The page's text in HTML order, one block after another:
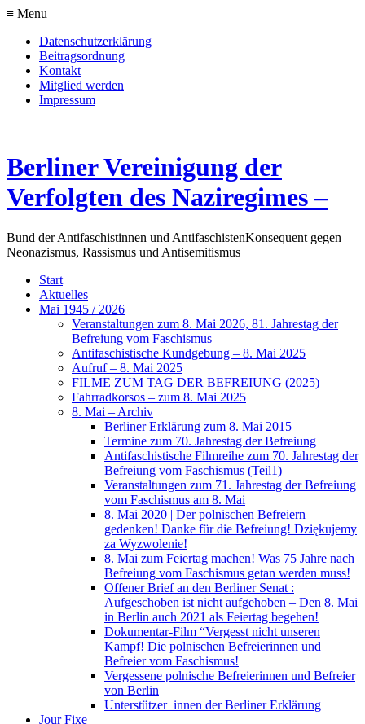
≡ Menu
Datenschutzerklärung
Beitragsordnung
Kontakt
Mitglied werden
Impressum
Berliner Vereinigung der
Verfolgten des Naziregimes –
Bund der Antifaschistinnen und AntifaschistenKonsequent gegen
Neonazismus, Rassismus und Antisemitismus
Start
Aktuelles
Mai 1945 / 2026
Veranstaltungen zum 8. Mai 2026, 81. Jahrestag der
Befreiung vom Faschismus
Antifaschistische Kundgebung – 8. Mai 2025
Aufruf – 8. Mai 2025
FILME ZUM TAG DER BEFREIUNG (2025)
Fahrradkorsos – zum 8. Mai 2025
8. Mai – Archiv
Berliner Erklärung zum 8. Mai 2015
Termine zum 70. Jahrestag der Befreiung
Antifaschistische Filmreihe zum 70. Jahrestag der
Befreiung vom Faschismus (Teil1)
Veranstaltungen zum 71. Jahrestag der Befreiung
vom Faschismus am 8. Mai
8. Mai 2020 | Der polnischen Befreiern
gedenken! Danke für die Befreiung! Dziękujemy
za Wyzwolenie!
8. Mai zum Feiertag machen! Was 75 Jahre nach
Befreiung vom Faschismus getan werden muss!
Offener Brief an den Berliner Senat :
Aufgeschoben ist nicht aufgehoben – Den 8. Mai
in Berlin auch 2021 als Feiertag begehen!
Dokumentar-Film “Vergesst nicht unseren
Kampf! Die polnischen Befreierinnen und
Befreier vom Faschismus!
Vergessene polnische Befreierinnen und Befreier
von Berlin
Unterstützer_innen der Berliner Erklärung
Jour Fixe